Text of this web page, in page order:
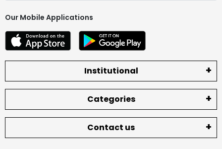
Our Mobile Applications
Institutional
Categories
Contact us